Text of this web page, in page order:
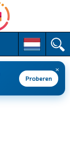
×
Proberen